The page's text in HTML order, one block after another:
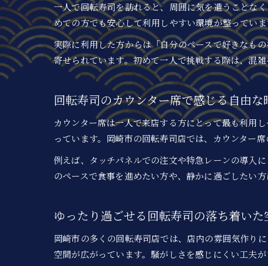
一人で回転寿司を訪れると、周囲に気を遣うことな
めての方でも安心して利用しやすい環境が整ってい
実際に利用した方からは「自分のペースで好きなも
寄せられています。初めて一人で挑戦する際は、混
回転寿司のカウンター席で感じる自由な
カウンター席は一人で来店する方にとって最も利用
っています。岡崎市の回転寿司店では、カウンター
例えば、タッチパネルでの注文や特急レーンの導入
のペースで食事を進めたい方や、静かに過ごしたい
ゆったり過ごせる回転寿司の落ち着いた
岡崎市の多くの回転寿司店では、店内の雰囲気作り
空間が広がっています。騒がしさを感じにくい工夫